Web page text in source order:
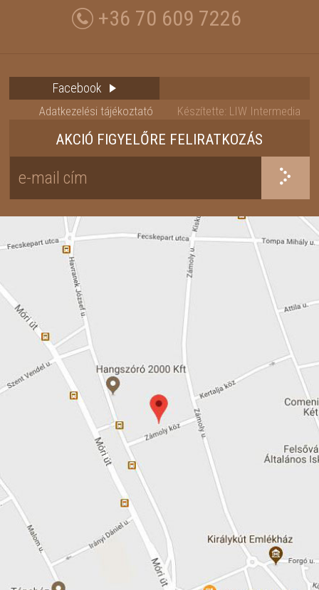
+36 70 609 7226
Facebook
Adatkezelési tájékoztató Készítette: LIW Intermedia
AKCIÓ FIGYELŐRE FELIRATKOZÁS